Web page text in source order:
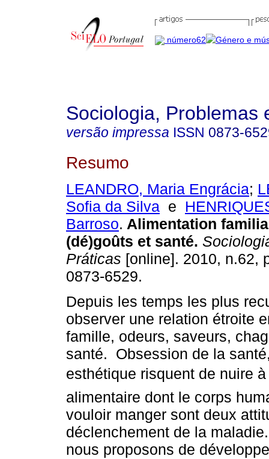
Sociologia, Problemas
versão impressa ISSN 0873-
Resumo
LEANDRO, Maria Engrácia;
Sofia da Silva e
Barroso. Alimentation
(dé)goûts et santé.
Práticas [online]. 2010, n.62,
0873-6529.
Depuis les temps les plus
observer une relation étroite
famille, odeurs, saveurs,
santé. Obsession de la
esthétique risquent de nuire à
alimentaire dont le corps
vouloir manger sont deux
déclenchement de la
nous proposons de